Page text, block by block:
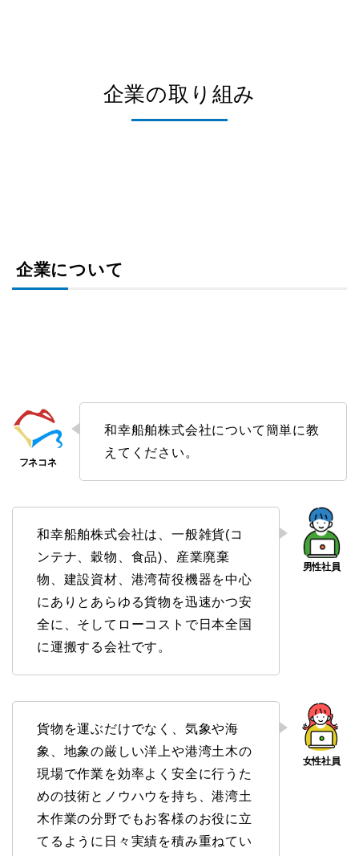
企業の取り組み
企業について
和幸船舶株式会社について簡単に教
えてください。
和幸船舶株式会社は、一般雑貨(コ
ンテナ、穀物、食品)、産業廃棄
物、建設資材、港湾荷役機器を中心
にありとあらゆる貨物を迅速かつ安
全に、そしてローコストで日本全国
に運搬する会社です。
貨物を運ぶだけでなく、気象や海
象、地象の厳しい洋上や港湾土木の
現場で作業を効率よく安全に行うた
めの技術とノウハウを持ち、港湾土
木作業の分野でもお客様のお役に立
てるように日々実績を積み重ねてい